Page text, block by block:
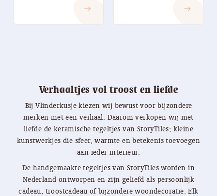
toteast east
Verhaaltjes vol troost en liefde
Bij Vlinderkusje kiezen wij bewust voor bijzondere
merken met een verhaal. Daarom verkopen wij met
liefde de keramische tegeltjes van StoryTiles; kleine
kunstwerkjes die sfeer, warmte en betekenis toevoegen
aan ieder interieur.
De handgemaakte tegeltjes van StoryTiles worden in
Nederland ontworpen en zijn geliefd als persoonlijk
cadeau, troostcadeau of bijzondere woondecoratie. Elk